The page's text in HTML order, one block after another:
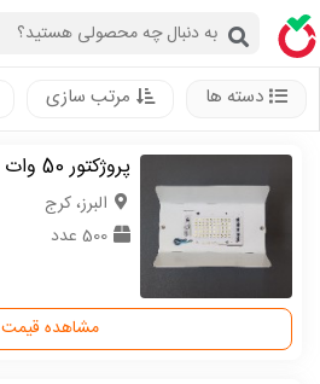
دسته ها مرتب سازی
پروژکتور 50 وات مدل کارگاهی
البرز، کرج
500 عدد
مشاهده قیمت